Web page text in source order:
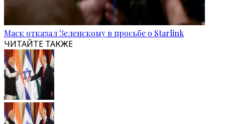
Маск отказал Зеленскому в просьбе о Starlink
ЧИТАЙТЕ ТАКЖЕ